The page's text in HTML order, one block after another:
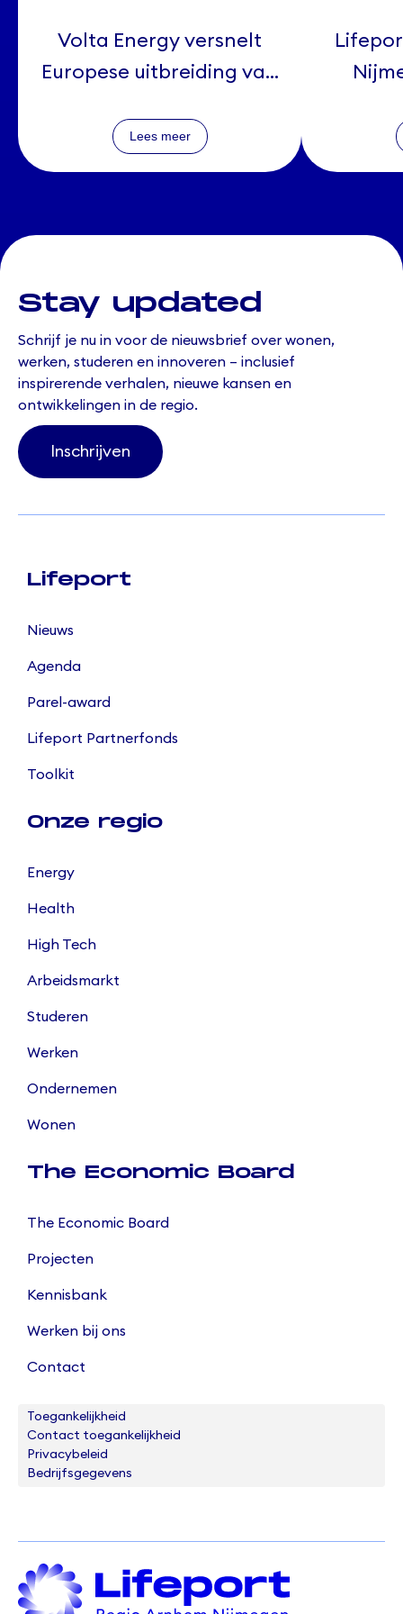
Volta Energy versnelt
Europese uitbreiding van
energievoorziening
Lees meer
met
Stay updated
Schrijf je nu in voor de nieuwsbrief over wonen,
werken, studeren en innoveren – inclusief
inspirerende verhalen, nieuwe kansen en
ontwikkelingen in de regio.
Inschrijven
Lifeport
Nieuws
Agenda
Parel-award
Lifeport Partnerfonds
Toolkit
Onze regio
Energy
Health
High Tech
Arbeidsmarkt
Studeren
Werken
Ondernemen
Wonen
The Economic Board
The Economic Board
Projecten
Kennisbank
Werken bij ons
Contact
Toegankelijkheid
Contact toegankelijkheid
Privacybeleid
Bedrijfsgegevens